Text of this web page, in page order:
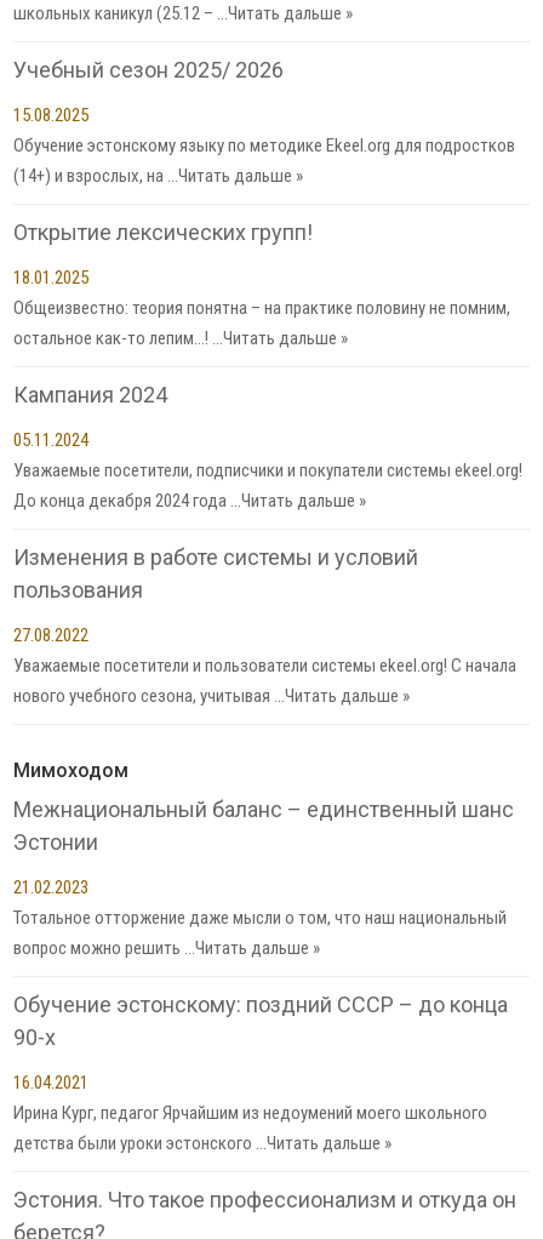
школьных каникул (25.12 – …Читать дальше »
Учебный сезон 2025/ 2026
15.08.2025
Обучение эстонскому языку по методике Ekeel.org для подростков
(14+) и взрослых, на …Читать дальше »
Открытие лексических групп!
18.01.2025
Общеизвестно: теория понятна – на практике половину не помним,
остальное как-то лепим…! …Читать дальше »
Кампания 2024
05.11.2024
Уважаемые посетители, подписчики и покупатели системы ekeel.org!
До конца декабря 2024 года …Читать дальше »
Изменения в работе системы и условий
пользования
27.08.2022
Уважаемые посетители и пользователи системы ekeel.org! С начала
нового учебного сезона, учитывая …Читать дальше »
Мимоходом
Межнациональный баланс – единственный шанс
Эстонии
21.02.2023
Тотальное отторжение даже мысли о том, что наш национальный
вопрос можно решить …Читать дальше »
Обучение эстонскому: поздний СССР – до конца
90-х
16.04.2021
Ирина Кург, педагог Ярчайшим из недоумений моего школьного
детства были уроки эстонского …Читать дальше »
Эстония. Что такое профессионализм и откуда он
берется?